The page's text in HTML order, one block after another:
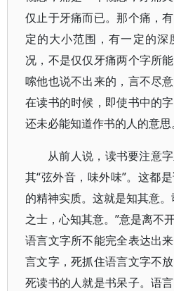
仅止于牙痛而已。那个痛，
定的大小范围，有一定的
况，不是仅仅牙痛两个字所
嗦他也说不出来的，言不尽
在读书的时候，即使书中的
还未必能知道作书的人的意思。
从前人说，读书要注意
其“弦外音，味外味”。这都
的精神实质。这就是知其意
之士，心知其意。”意是离不
语言文字所不能完全表达出
言文字，死抓住语言文字不
死读书的人就是书呆子。语